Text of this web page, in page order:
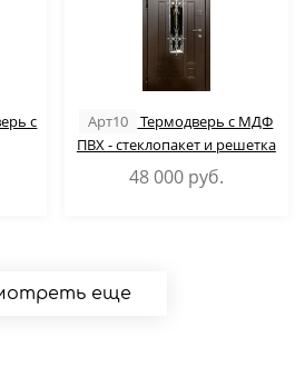
с
Арт10
Термодверь с МДФ
ПВХ - стеклопакет и решетка
48 000 руб.
еще